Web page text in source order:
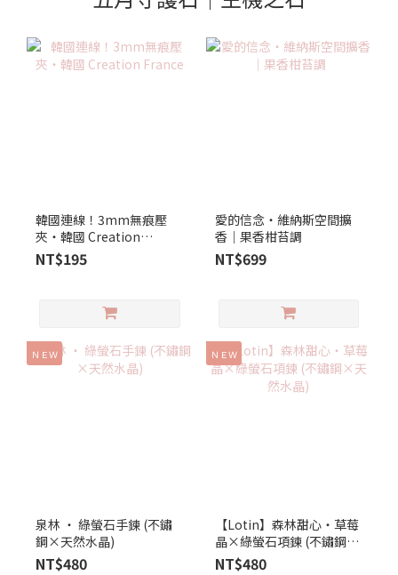
韓國連線！3mm無痕壓
夾‧韓國 Creation
France
NT$195
愛的信念‧維納斯空間擴
香｜果香柑苔調
NT$699
ＮＥＷ
泉林 ‧ 綠螢石手鍊 (不鏽
鋼×天然水晶)
NT$480
ＮＥＷ
【Lotin】森林甜心‧草莓
晶×綠螢石項鍊 (不鏽鋼×
天然水晶)
NT$480